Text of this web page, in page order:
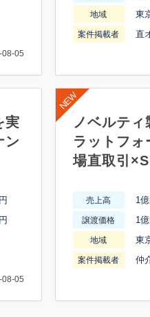
08-05
地域 東
案件掲載者 直
実
ン
08-05
ノベルテ
ラットフォ
場直取引
売上高 1
譲渡価格 1
地域 東
案件掲載者 仲